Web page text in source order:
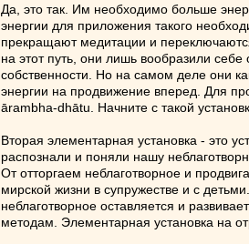
Да, это так. Им необходимо больше
энергии для приложения такого
прекращают медитации и
на этот путь, они лишь вообразили себе
собственности. Но на самом деле они
энергии на продвижение вперед. Для
ārambha-dhātu. Начните с такой
Вторая элементарная установка - это
распознали и поняли нашу
От отторгаем неблаготворное и
мирской жизни в супружестве и с
неблаготворное оставляется и
методам. Элементарная установка на